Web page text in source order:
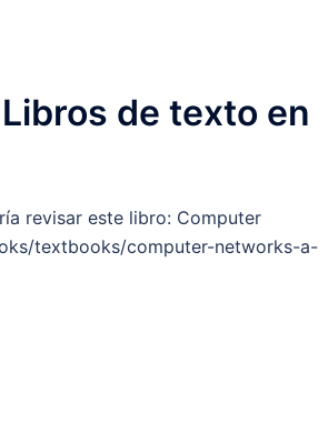
de texto en
revisar este libro: Computer
textbooks/computer-networks-a-